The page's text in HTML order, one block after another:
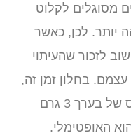
מסוגלים לקלוט
יותר. לכן, כאשר
לזכור שהעיתוי
בחלון זמן זה,
שילוב של פחמימות וחלבון, ביחס של בערך 3 גרם
האופטימלי.